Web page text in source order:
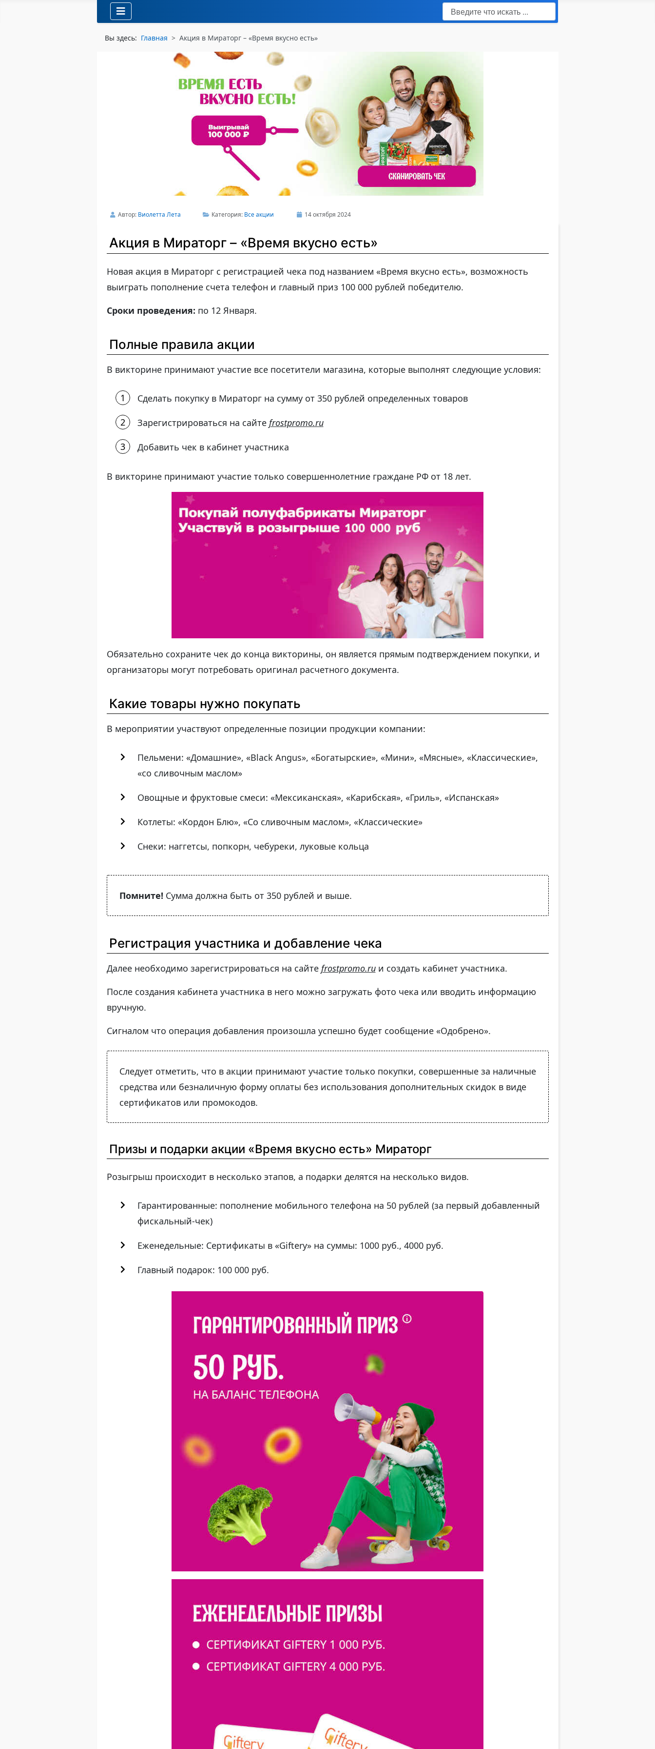
Поиск
Type 2 or more characters for results.
Вы здесь: Главная Акция в Мираторг – «Время вкусно есть»
Автор: Виолетта Лета Категория: Все акции 14 октября 2024
Акция в Мираторг – «Время вкусно есть»
Новая акция в Мираторг с регистрацией чека под названием «Время вкусно есть», возможность
выиграть пополнение счета телефон и главный приз 100 000 рублей победителю.
Сроки проведения: по 12 Января.
Полные правила акции
В викторине принимают участие все посетители магазина, которые выполнят следующие условия:
Сделать покупку в Мираторг на сумму от 350 рублей определенных товаров
Зарегистрироваться на сайте frostpromo.ru
Добавить чек в кабинет участника
В викторине принимают участие только совершеннолетние граждане РФ от 18 лет.
Обязательно сохраните чек до конца викторины, он является прямым подтверждением покупки, и
организаторы могут потребовать оригинал расчетного документа.
Какие товары нужно покупать
В мероприятии участвуют определенные позиции продукции компании:
Пельмени: «Домашние», «Black Angus», «Богатырские», «Мини», «Мясные», «Классические»,
«со сливочным маслом»
Овощные и фруктовые смеси: «Мексиканская», «Карибская», «Гриль», «Испанская»
Котлеты: «Кордон Блю», «Со сливочным маслом», «Классические»
Снеки: наггетсы, попкорн, чебуреки, луковые кольца
Помните! Сумма должна быть от 350 рублей и выше.
Регистрация участника и добавление чека
Далее необходимо зарегистрироваться на сайте frostpromo.ruи создать кабинет участника.
После создания кабинета участника в него можно загружать фото чека или вводить информацию
вручную.
Сигналом что операция добавления произошла успешно будет сообщение «Одобрено».
Следует отметить, что в акции принимают участие только покупки, совершенные за наличные
средства или безналичную форму оплаты без использования дополнительных скидок в виде
сертификатов или промокодов.
Призы и подарки акции «Время вкусно есть» Мираторг
Розыгрыш происходит в несколько этапов, а подарки делятся на несколько видов.
Гарантированные: пополнение мобильного телефона на 50 рублей (за первый добавленный
фискальный-чек)
Еженедельные: Сертификаты в «Giftery» на суммы: 1000 руб., 4000 руб.
Главный подарок: 100 000 руб.